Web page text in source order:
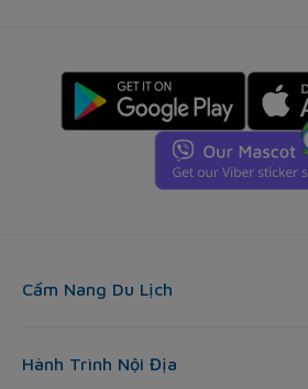
Cẩm Nang Du Lịch
Hành Trình Nội Địa